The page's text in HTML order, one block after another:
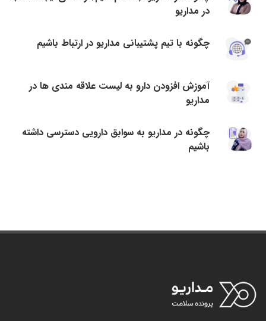
در مداریو
چگونه با تیم پشتیبانی مداریو در ارتباط باشیم
آموزش افزودن دارو به لیست علاقه مندی ها در
مداریو
چگونه در مداریو به سوابق دارویی دسترسی داشته
باشیم